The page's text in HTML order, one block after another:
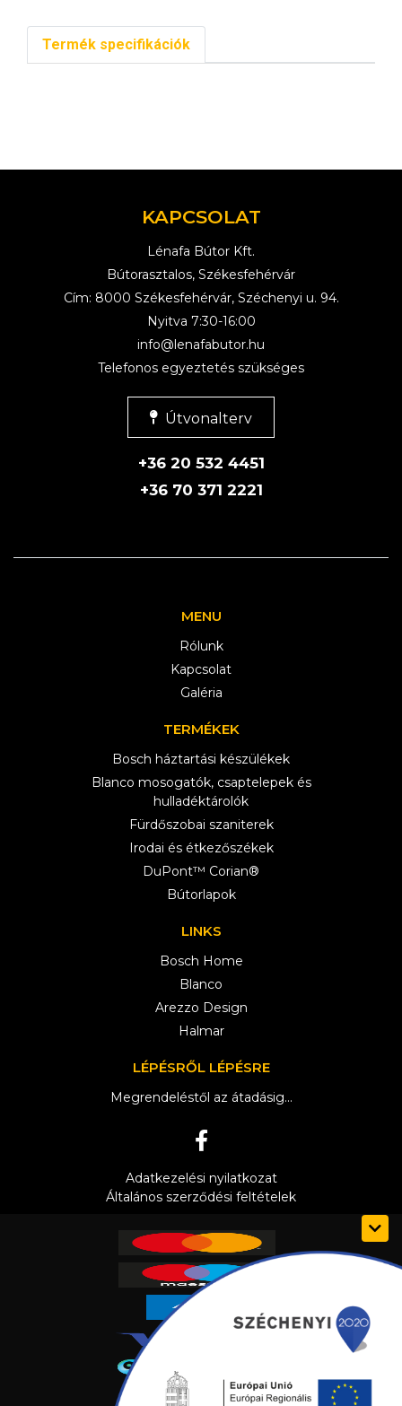
Termék specifikációk
KAPCSOLAT
Lénafa Bútor Kft.
Bútorasztalos, Székesfehérvár
Cím: 8000 Székesfehérvár, Széchenyi u. 94.
Nyitva 7:30-16:00
info@lenafabutor.hu
Telefonos egyeztetés szükséges
Útvonalterv
+36 20 532 4451
+36 70 371 2221
MENU
Rólunk
Kapcsolat
Galéria
TERMÉKEK
Bosch háztartási készülékek
Blanco mosogatók, csaptelepek és
hulladéktárolók
Fürdőszobai szaniterek
Irodai és étkezőszékek
DuPont™ Corian®
Bútorlapok
LINKS
Bosch Home
Blanco
Arezzo Design
Halmar
LÉPÉSRŐL LÉPÉSRE
Megrendeléstől az átadásig...
Adatkezelési nyilatkozat
Általános szerződési feltételek